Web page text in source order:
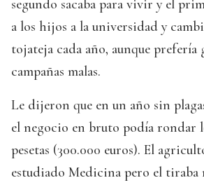
segundo sacaba para vivir y el
a los hijos a la universidad y
tojateja cada año, aunque prefería
campañas malas.
Le dijeron que en un año sin
el negocio en bruto podía rondar
pesetas (300.000 euros). El
estudiado Medicina pero el tiraba